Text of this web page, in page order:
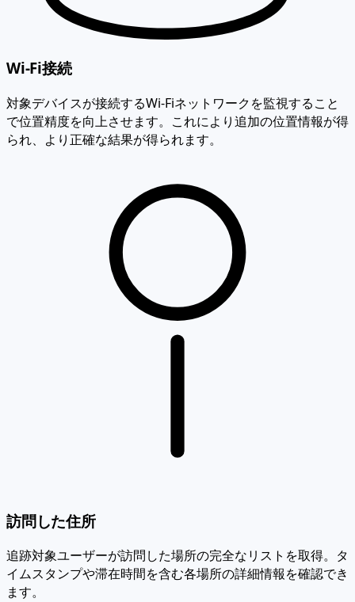
Wi-Fi接続
対象デバイスが接続するWi-Fiネットワークを監視すること
で位置精度を向上させます。これにより追加の位置情報が得
られ、より正確な結果が得られます。
訪問した住所
追跡対象ユーザーが訪問した場所の完全なリストを取得。タ
イムスタンプや滞在時間を含む各場所の詳細情報を確認でき
ます。